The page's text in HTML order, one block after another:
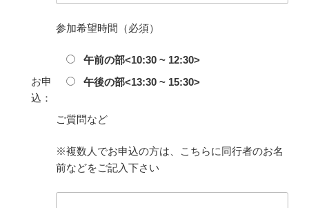
お申
込：
参加希望時間（必須）
午前の部<10:30 ~ 12:30>
午後の部<13:30 ~ 15:30>
ご質問など
※複数人でお申込の方は、こちらに同行者のお名
前などをご記入下さい